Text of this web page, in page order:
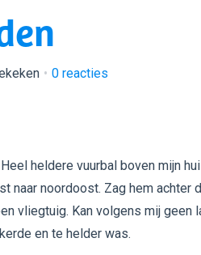
0 reacties
heldere vuurbal boven mijn
naar noordoost. Zag hem achter
vliegtuig. Kan volgens mij geen
en te helder was.